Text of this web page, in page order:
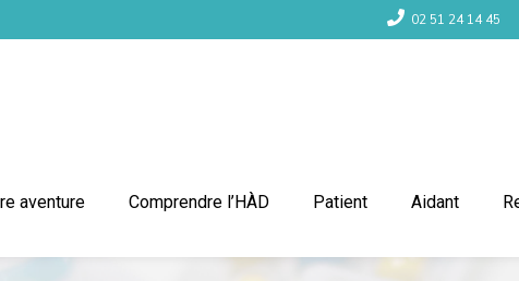
02 51 24 14 45
aventure Comprendre l’HÀD Patient Aidant